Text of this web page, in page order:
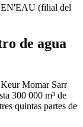
(filial del
de agua
Momar Sarr
300 000 m³ de
quintas partes de